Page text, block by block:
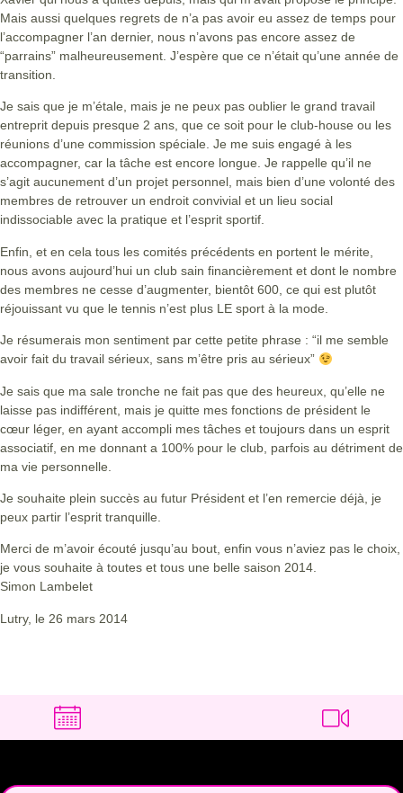
Mais aussi quelques regrets de n’a pas avoir eu assez de temps pour
l’accompagner l’an dernier, nous n’avons pas encore assez de
“parrains” malheureusement. J’espère que ce n’était qu’une année de
transition.
Je sais que je m’étale, mais je ne peux pas oublier le grand travail
entreprit depuis presque 2 ans, que ce soit pour le club-house ou les
réunions d’une commission spéciale. Je me suis engagé à les
accompagner, car la tâche est encore longue. Je rappelle qu’il ne
s’agit aucunement d’un projet personnel, mais bien d’une volonté des
membres de retrouver un endroit convivial et un lieu social
indissociable avec la pratique et l’esprit sportif.
Enfin, et en cela tous les comités précédents en portent le mérite,
nous avons aujourd’hui un club sain financièrement et dont le nombre
des membres ne cesse d’augmenter, bientôt 600, ce qui est plutôt
réjouissant vu que le tennis n’est plus LE sport à la mode.
Je résumerais mon sentiment par cette petite phrase : “il me semble
avoir fait du travail sérieux, sans m’être pris au sérieux”
Je sais que ma sale tronche ne fait pas que des heureux, qu’elle ne
laisse pas indifférent, mais je quitte mes fonctions de président le
cœur léger, en ayant accompli mes tâches et toujours dans un esprit
associatif, en me donnant a 100% pour le club, parfois au détriment de
ma vie personnelle.
Je souhaite plein succès au futur Président et l’en remercie déjà, je
peux partir l’esprit tranquille.
Merci de m’avoir écouté jusqu’au bout, enfin vous n’aviez pas le choix,
je vous souhaite à toutes et tous une belle saison 2014.
Simon Lambelet
Lutry, le 26 mars 2014